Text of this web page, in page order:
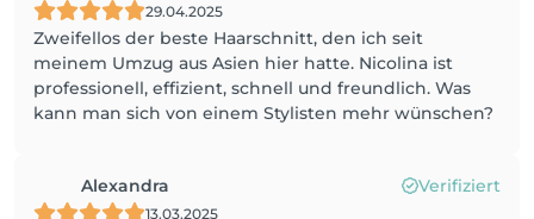
29.04.2025
Zweifellos der beste Haarschnitt, den ich seit
meinem Umzug aus Asien hier hatte. Nicolina ist
professionell, effizient, schnell und freundlich. Was
kann man sich von einem Stylisten mehr wünschen?
Alexandra Verifiziert
13.03.2025